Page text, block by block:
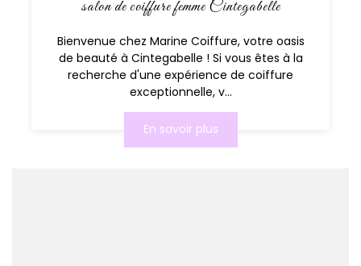
salon de coiffure femme Cintegabelle
Bienvenue chez Marine Coiffure, votre oasis
de beauté à Cintegabelle ! Si vous êtes à la
recherche d'une expérience de coiffure
exceptionnelle, v...
En savoir plus